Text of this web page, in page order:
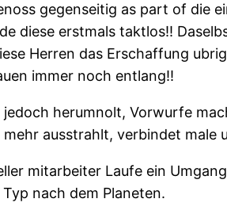
gegenseitig as part of
diese erstmals taktlos!!
Herren das Erschaffung
immer noch entlang!!
jedoch herumnolt, Vorwurfe
ausstrahlt, verbindet
mitarbeiter Laufe ein
nach dem Planeten.